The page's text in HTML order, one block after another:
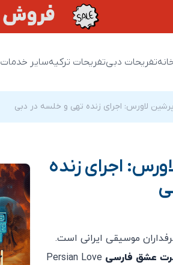
تفریحات دبیتفریحات ترکیهسایر خدمات
لاورس: اجرای زنده تهی و خلسه در دبی
اجرای زنده
موسیقی ایرانی است.
عشق فارسی Persian Love